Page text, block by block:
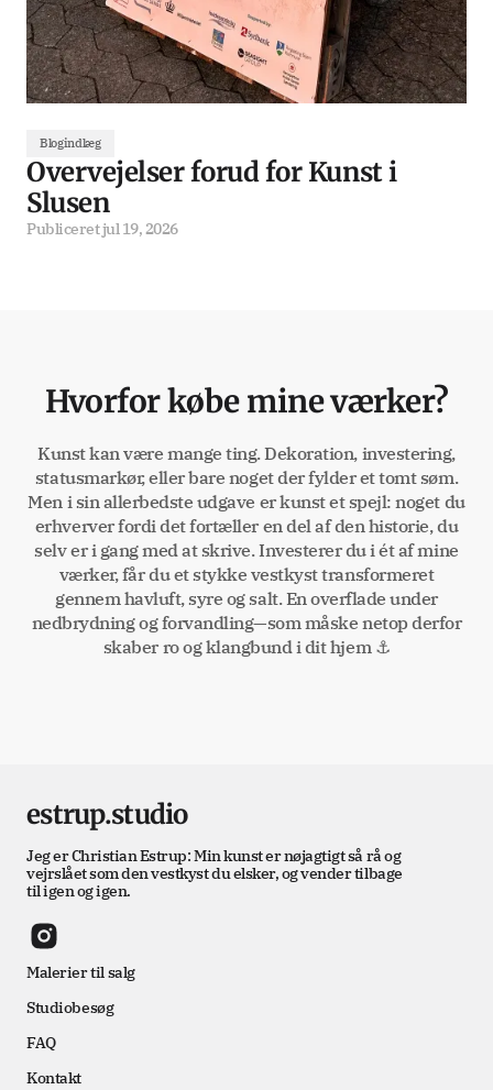
Blogindlæg
Overvejelser forud for Kunst i
Slusen
Publiceretjul 19, 2026
Hvorfor købe mine værker?
Kunst kan være mange ting. Dekoration, investering,
statusmarkør, eller bare noget der fylder et tomt søm.
Men i sin allerbedste udgave er kunst et spejl: noget du
erhverver fordi det fortæller en del af den historie, du
selv er i gang med at skrive. Investerer du i ét af mine
værker, får du et stykke vestkyst transformeret
gennem havluft, syre og salt. En overflade under
nedbrydning og forvandling—som måske netop derfor
skaber ro og klangbund i dit hjem ⚓
estrup.studio
Jeg er Christian Estrup: Min kunst er nøjagtigt så rå og
vejrslået som den vestkyst du elsker, og vender tilbage
til igen og igen.
Malerier til salg
Studiobesøg
FAQ
Kontakt